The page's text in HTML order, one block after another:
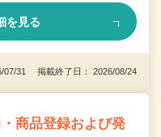
を見る
07/31 掲載終了日： 2026/08/24
商品登録および発